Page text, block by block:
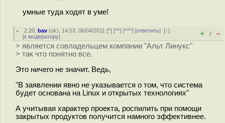
умные туда ходят в уме!
2.20 ,bav (ok), 14:53, 06/04/2011 [^] [^^] [^^^] [ответить][↑]
[к модератору] + / –
> является совладельцем компании "Альт Линукс"
> так что понятно все.
Это ничего не значит. Ведь,
"В заявлении явно не указывается о том, что система
будет основана на Linux и открытых технологиях"
А учитывая характер проекта, роспилить при помощи
закрытых продуктов получится намного эффективнее.